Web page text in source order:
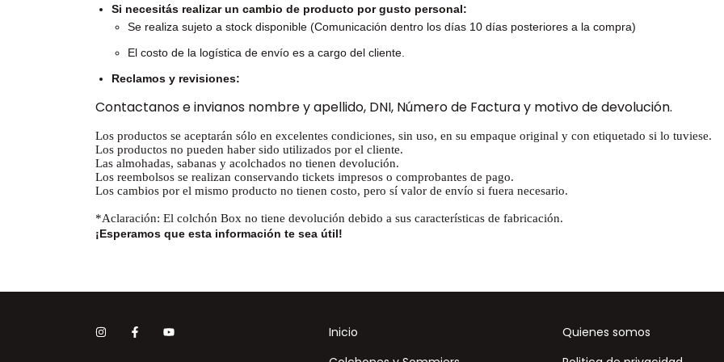
Si necesitás realizar un cambio de producto por gusto personal:
Se realiza sujeto a stock disponible (Comunicación dentro los días 10 días posteriores a la compra)
El costo de la logística de envío es a cargo del cliente.
Reclamos y revisiones:
Contactanos e invianos nombre y apellido, DNI, Número de Factura y motivo de devolución.
Los productos se aceptarán sólo en excelentes condiciones, sin uso, en su empaque original y con etiquetado si lo tuviese.
Los productos no pueden haber sido utilizados por el cliente.
Las almohadas, sabanas y acolchados no tienen devolución.
Los reembolsos se realizan conservando tickets impresos o comprobantes de pago.
Los cambios por el mismo producto no tienen costo, pero sí valor de envío si fuera necesario.
*Aclaración: El colchón Box no tiene devolución debido a sus características de fabricación.
¡Esperamos que esta información te sea útil!
Inicio
Quienes somos